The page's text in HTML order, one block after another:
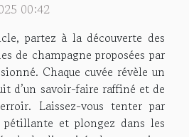
00:42
partez à la découverte des
de champagne proposées par
Chaque cuvée révèle un
d’un savoir-faire raffiné et de
Laissez-vous tenter par
et plongez dans les